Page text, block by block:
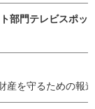
部門テレビスポッ
産を守るための報